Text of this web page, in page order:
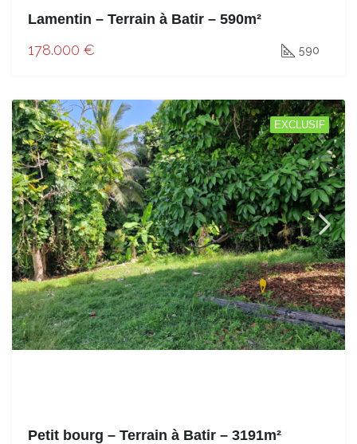
Lamentin – Terrain à Batir – 590m²
178.000 € 590
EXCLUSIF
Petit bourg – Terrain à Batir – 3191m²